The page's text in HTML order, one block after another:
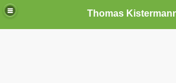
Thomas